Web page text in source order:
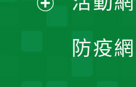
選
開
防疫